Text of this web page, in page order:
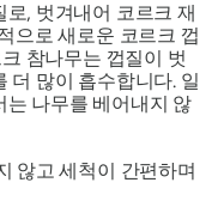
, 벗겨내어 코르크 재
으로 새로운 코르크 껍
참나무는 껍질이 벗
더 많이 흡수합니다. 일
는 나무를 베어내지 않
않고 세척이 간편하며